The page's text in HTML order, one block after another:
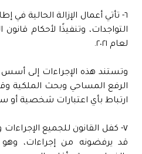
٦- تأتي أعمال الإزالة الحالية
لعام ٢٠٢١.
وتستند هذه الإجراءات إلى
الرفع المساحي وبحث الملكية
ارتباط بأي اعتبارات شخصية أو
٧- كفل القانون للجميع
قد يرفضونه من إجراءات،